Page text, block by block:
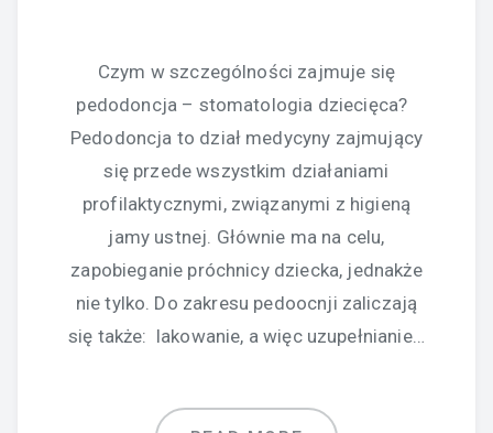
Czym w szczególności zajmuje się
pedodoncja – stomatologia dziecięca?
Pedodoncja to dział medycyny zajmujący
się przede wszystkim działaniami
profilaktycznymi, związanymi z higieną
jamy ustnej. Głównie ma na celu,
zapobieganie próchnicy dziecka, jednakże
nie tylko. Do zakresu pedoocnji zaliczają
się także: lakowanie, a więc uzupełnianie…